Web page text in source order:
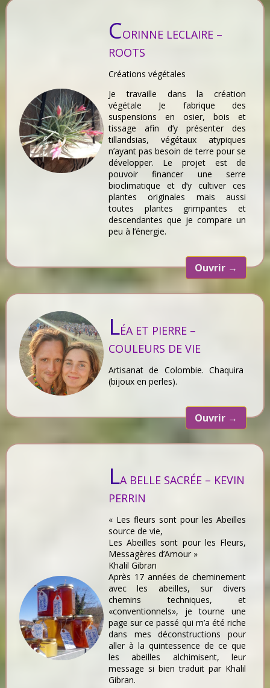
CORINNE LECLAIRE –
ROOTS
Créations végétales
Je travaille dans la création
végétale Je fabrique des
suspensions en osier, bois et
tissage afin d’y présenter des
tillandsias, végétaux atypiques
n’ayant pas besoin de terre pour se
développer. Le projet est de
pouvoir financer une serre
bioclimatique et d’y cultiver ces
plantes originales mais aussi
toutes plantes grimpantes et
descendantes que je compare un
peu à l’énergie.
Ouvrir →
LÉA ET PIERRE –
COULEURS DE VIE
Artisanat de Colombie. Chaquira
(bijoux en perles).
Ouvrir →
LA BELLE SACRÉE – KEVIN
PERRIN
« Les fleurs sont pour les Abeilles
source de vie,
Les Abeilles sont pour les Fleurs,
Messagères d’Amour »
Khalil Gibran
Après 17 années de cheminement
avec les abeilles, sur divers
chemins techniques, et
«conventionnels», je tourne une
page sur ce passé qui m’a été riche
dans mes déconstructions pour
aller à la quintessence de ce que
les abeilles alchimisent, leur
message si bien traduit par Khalil
Gibran.